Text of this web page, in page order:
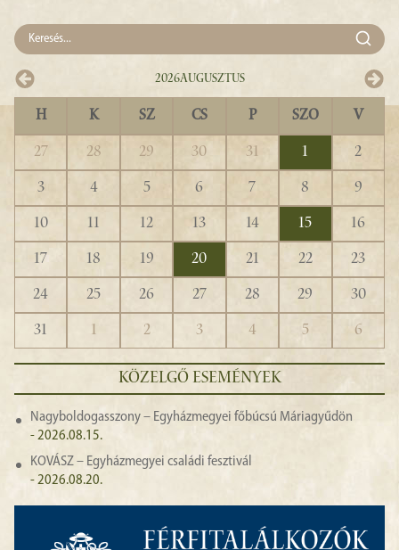
2026Augusztus
H K SZ CS P SZO V
27 28 29 30 31 1
2
3
4 5 6 7 8
9
10
11 12 13 14 15
16
17
18 19 20 21 22
23
24
25 26 27 28 29
30
31
1 2 3 4 5 6
KÖZELGŐ ESEMÉNYEK
Nagyboldogasszony – Egyházmegyei főbúcsú Máriagyűdön
- 2026.08.15.
KOVÁSZ – Egyházmegyei családi fesztivál
- 2026.08.20.